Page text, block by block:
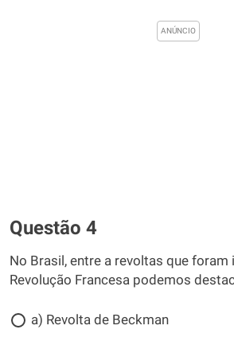
Questão 4
No Brasil, entre a revoltas que foram
Revolução Francesa podemos
a) Revolta de Beckman